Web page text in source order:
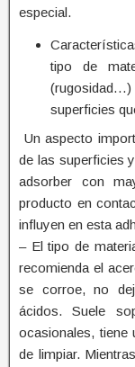
especial.
tipo de
superficies
Un aspecto
de las superficies
adsorber con
producto en
influyen en esta
– El tipo de
recomienda el
se corroe, no
ácidos. Suele
ocasionales, tiene
de limpiar.